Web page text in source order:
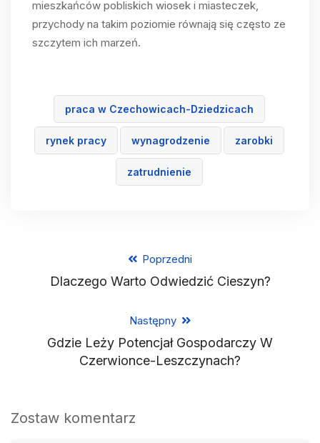
mieszkańców pobliskich wiosek i miasteczek,
przychody na takim poziomie równają się często ze
szczytem ich marzeń.
praca w Czechowicach-Dziedzicach
rynek pracy wynagrodzenie zarobki
zatrudnienie
Poprzedni
Dlaczego Warto Odwiedzić Cieszyn?
Następny
Gdzie Leży Potencjał Gospodarczy W
Czerwionce-Leszczynach?
Zostaw komentarz